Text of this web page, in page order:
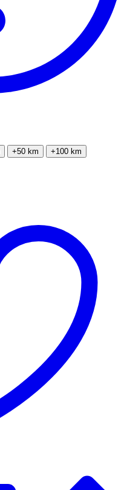
+50 km +100 km